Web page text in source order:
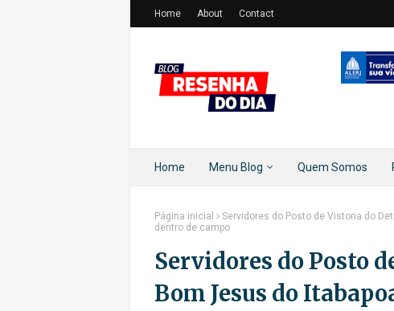
Home About Contact
Home Menu Blog Quem Somos
Página inicial
Servidores do Posto de Vistoria do
dentro de campo
Servidores do Posto
Bom Jesus do